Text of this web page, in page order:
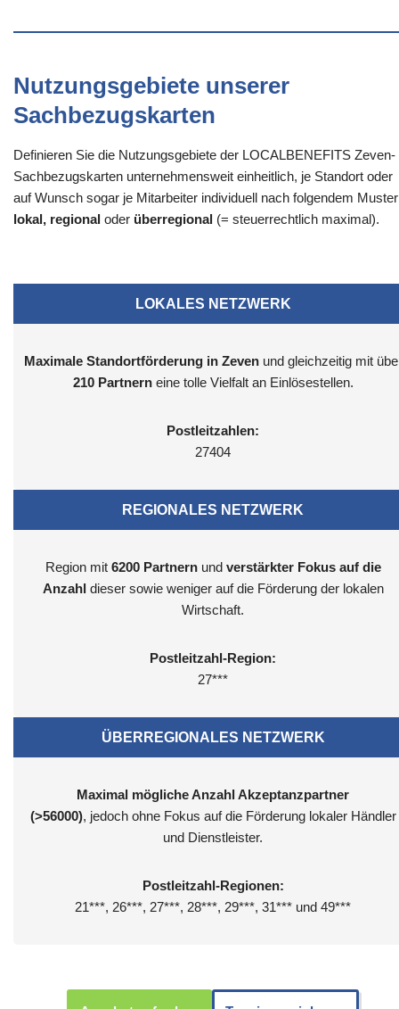
Nutzungsgebiete unserer
Sachbezugskarten
Definieren Sie die Nutzungsgebiete der LOCALBENEFITS Zeven-
Sachbezugskarten unternehmensweit einheitlich, je Standort oder
auf Wunsch sogar je Mitarbeiter individuell nach folgendem
lokal, regional oder überregional (= steuerrechtlich maximal).
LOKALES NETZWERK
Maximale Standortförderung in Zevenund gleichzeitig mit
210 Partnerneine tolle Vielfalt an Einlösestellen.
Postleitzahlen:
27404
REGIONALES NETZWERK
Region mit 6200 Partnernund verstärkter Fokus auf die
Anzahl dieser sowie weniger auf die Förderung der lokalen
Wirtschaft.
Postleitzahl-Region:
27***
ÜBERREGIONALES NETZWERK
Maximal mögliche Anzahl Akzeptanzpartner
(>56000), jedoch ohne Fokus auf die Förderung lokaler Händler
und Dienstleister.
Postleitzahl-Regionen:
21***, 26***, 27***, 28***, 29***, 31*** und 49***